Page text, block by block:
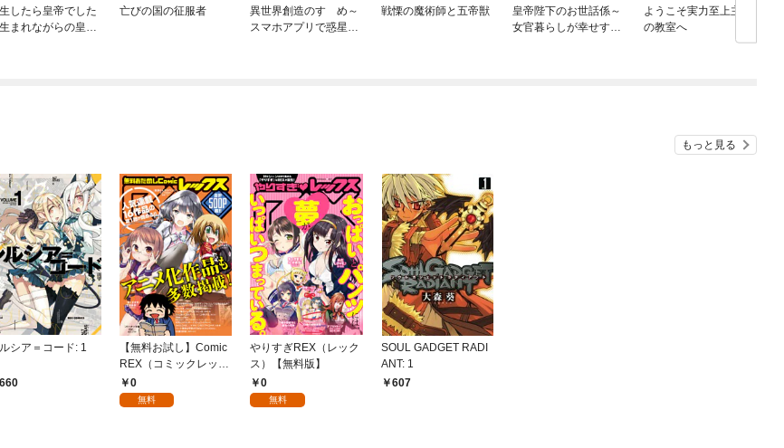
したら皇帝でした
まれながらの皇帝
亡びの国の征服者
異世界創造のすゝめ～
スマホアプリで惑星を
戦慄の魔術師と五帝獣
皇帝陛下のお世話係～
女官暮らしが幸せすぎ
ようこそ実力至上主義
の教室へ
もっと見る
シア＝コード: 1
660
【無料お試し】Comic
REX（コミックレック
ス）
0
無料
やりすぎREX（レック
ス）【無料版】
0
無料
SOUL GADGET RADI
ANT: 1
607